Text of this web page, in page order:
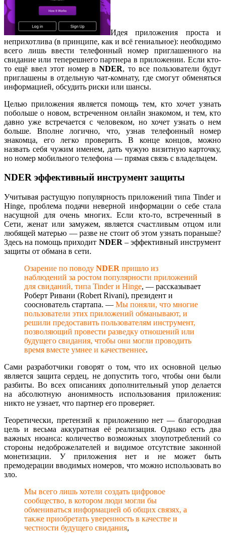
Идея приложения проста и
неприхотлива (в принципе, как и всё гениальное): необходимо
всего лишь ввести телефонный номер приглашенного на
свидание или теперешнего партнера в приложении. Если кто-
то ещё ввел этот номер вNDER, то все пользователи будут
приглашены в отдельную чат-комнату, где смогут обменяться
информацией, обсудить риски или шансы.
Целью приложения является помощь тем, кто хочет узнать
побольше о новом, встреченном онлайн знакомом, и тем, кто
давно уже встречается с человеком, но хочет узнать о нем
больше. Вполне логично, что, узнав телефонный номер
знакомца, его легко проверить. В конце концов, можно
назвать себя чужим именем, дать чужую визитную карточку,
но номер мобильного телефона — прямая связь с владельцем.
NDER эффективный инструмент защиты
Учитывая растущую популярность приложений типа Tinder и
Hinge, проблема подачи неверной информации о себе стала
насущной для очень многих. Если кто-то, встреченный в
Сети, женат или замужем, является счастливым отцом или
любящей матерью — разве не стоит об этом узнать пораньше?
Здесь на помощь приходит NDER – эффективный инструмент
защиты от обмана в сети.
Озарение по поводу NDER пришло из
наблюдений за ростом популярности приложений
для свиданий, типа Tinder и Hinge, — рассказывает
Роберт Ривани (Robert Rivani), президент и
сооснователь стартапа. — Мы поняли, что многие
пользователи этих приложений обманывают, и
решили предоставить пользователям инструмент,
позволяющий провести разведку отношений или
будущего свидания, чтобы они могли проводить
время вместе умнее и качественнее.
Сами разработчики говорят о том, что их основной целью
является защита сердец, не допустить того, чтобы они были
разбиты. Во всех описаниях дополнительный упор делается
на абсолютную анонимность использования приложения:
никто не узнает, что партнер его проверяет.
Теоретически, претензий к приложению нет — благородная
цель и весьма аккуратная её реализация. Однако есть два
важных нюанса: количество возможных злоупотреблений со
стороны недоброжелателей и видимое отсутствие законной
монетизации. У приложения нет и не может быть
премодерации вводимых номеров, что можно использовать во
зло.
Мы всего лишь хотели создать цифровое
сообщество, в котором люди могли бы
обмениваться информацией об общих связях, а
также приобретать уверенность в качестве и
честности будущего свидания,